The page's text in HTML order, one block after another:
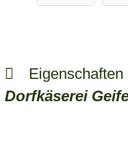
Eigenschaften
Dorfkäserei